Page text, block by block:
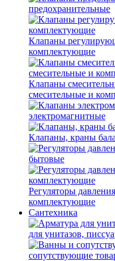
предохранительные
Клапаны
комплектующие
Клапаны
смесительные и
электромагнитные
Клапаны, краны
бытовые
Регуляторы
комплектующие
Сантехника
для унитазов,
сопутствующие